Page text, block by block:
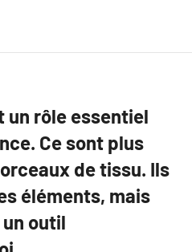
un rôle essentiel
Ce sont plus
de tissu. Ils
éléments, mais
outil